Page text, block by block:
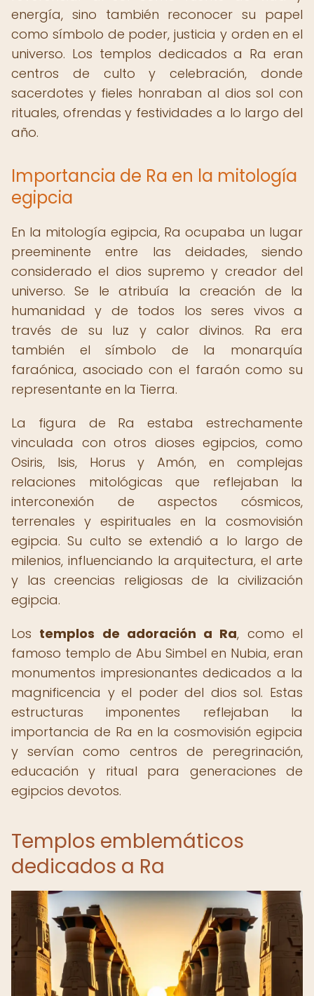
energía, sino también reconocer su papel
como símbolo de poder, justicia y orden en el
universo. Los templos dedicados a Ra eran
centros de culto y celebración, donde
sacerdotes y fieles honraban al dios sol con
rituales, ofrendas y festividades a lo largo del
año.
Importancia de Ra en la mitología
egipcia
En la mitología egipcia, Ra ocupaba un lugar
preeminente entre las deidades, siendo
considerado el dios supremo y creador del
universo. Se le atribuía la creación de la
humanidad y de todos los seres vivos a
través de su luz y calor divinos. Ra era
también el símbolo de la monarquía
faraónica, asociado con el faraón como su
representante en la Tierra.
La figura de Ra estaba estrechamente
vinculada con otros dioses egipcios, como
Osiris, Isis, Horus y Amón, en complejas
relaciones mitológicas que reflejaban la
interconexión de aspectos cósmicos,
terrenales y espirituales en la cosmovisión
egipcia. Su culto se extendió a lo largo de
milenios, influenciando la arquitectura, el arte
y las creencias religiosas de la civilización
egipcia.
Los templos de adoración a Ra, como el
famoso templo de Abu Simbel en Nubia, eran
monumentos impresionantes dedicados a la
magnificencia y el poder del dios sol. Estas
estructuras imponentes reflejaban la
importancia de Ra en la cosmovisión egipcia
y servían como centros de peregrinación,
educación y ritual para generaciones de
egipcios devotos.
Templos emblemáticos
dedicados a Ra